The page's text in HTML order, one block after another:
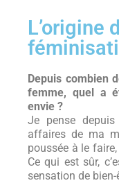
L’origine
Depuis combien
femme, quel a
envie ?
Je pense
affaires de ma
poussée à le
Ce qui est sûr,
sensation de